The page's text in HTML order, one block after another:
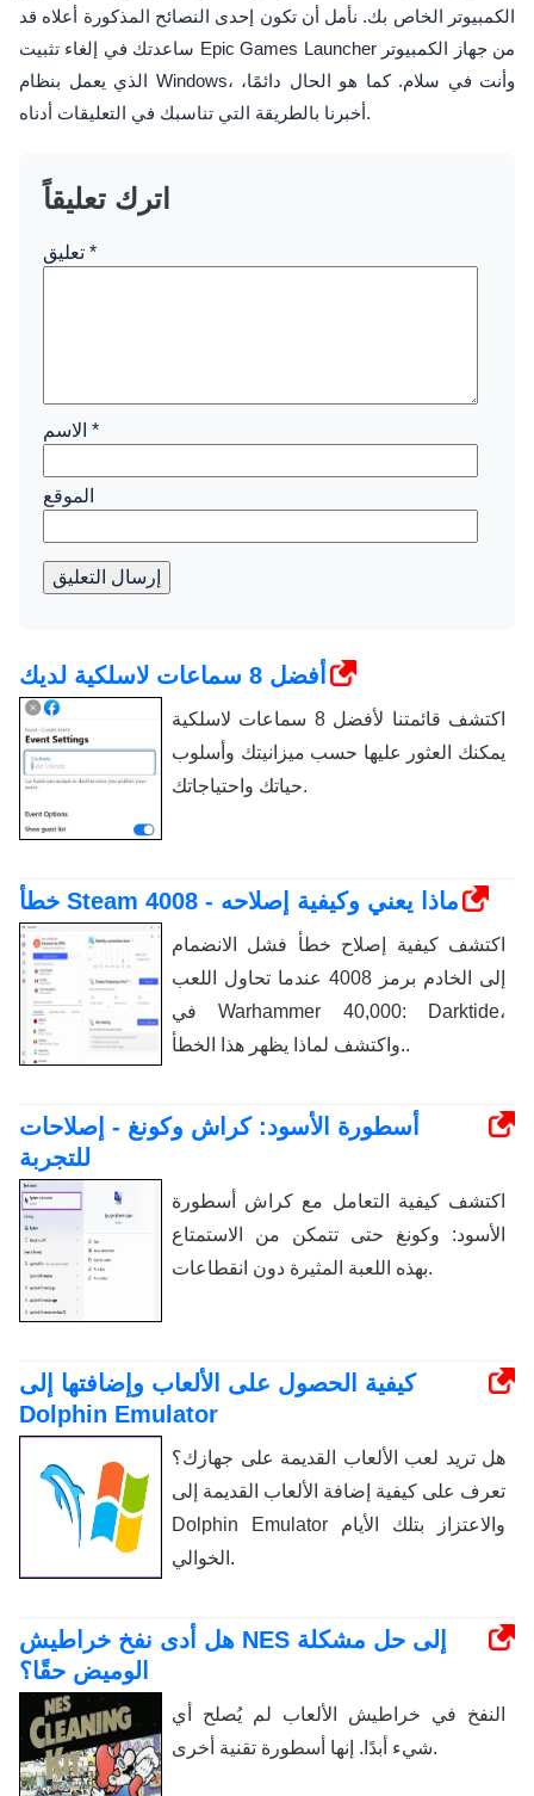
الكمبيوتر الخاص بك. نأمل أن تكون إحدى النصائح المذكورة أعلاه قد
ساعدتك في إلغاء تثبيت Epic Games Launcher من جهاز الكمبيوتر
الذي يعمل بنظام Windows، وأنت في سلام. كما هو الحال دائمًا،
أخبرنا بالطريقة التي تناسبك في التعليقات أدناه.
اترك تعليقاً
*
*
الموقع
إرسال التعليق
أفضل 8 سماعات لاسلكية لديك
اكتشف قائمتنا لأفضل 8 سماعات لاسلكية
يمكنك العثور عليها حسب ميزانيتك وأسلوب
حياتك واحتياجاتك.
خطأ Steam 4008 - ماذا يعني وكيفية إصلاحه
اكتشف كيفية إصلاح خطأ فشل الانضمام
إلى الخادم برمز 4008 عندما تحاول اللعب
في Warhammer 40,000: Darktide،
واكتشف لماذا يظهر هذا الخطأ..
أسطورة الأسود: كراش وكونغ - إصلاحات
للتجربة
اكتشف كيفية التعامل مع كراش أسطورة
الأسود: وكونغ حتى تتمكن من الاستمتاع
بهذه اللعبة المثيرة دون انقطاعات.
كيفية الحصول على الألعاب وإضافتها إلى
Dolphin Emulator
هل تريد لعب الألعاب القديمة على جهازك؟
تعرف على كيفية إضافة الألعاب القديمة إلى
Dolphin Emulator والاعتزاز بتلك الأيام
الخوالي.
هل أدى نفخ خراطيش NES إلى حل مشكلة
الوميض حقًا؟
النفخ في خراطيش الألعاب لم يُصلح أي
شيء أبدًا. إنها أسطورة تقنية أخرى.